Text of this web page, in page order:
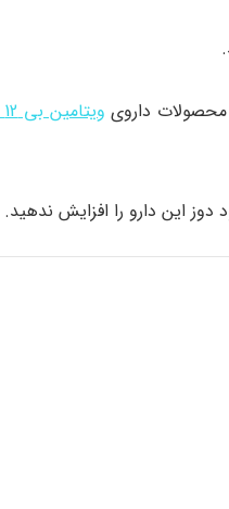
محصولات داروی ویتامین بی 12
این دارو را افزایش ندهید.